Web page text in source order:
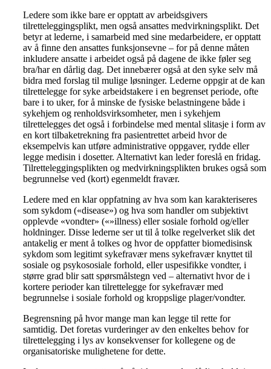
Ledere som ikke bare er opptatt av arbeidsgivers
tilretteleggingsplikt, men også ansattes medvirkningsplikt. Det
betyr at lederne, i samarbeid med sine medarbeidere, er opptatt
av å finne den ansattes funksjonsevne – for på denne måten
inkludere ansatte i arbeidet også på dagene de ikke føler seg
bra/har en dårlig dag. Det innebærer også at den syke selv må
bidra med forslag til mulige løsninger. Lederne oppgir at de kan
tilrettelegge for syke arbeidstakere i en begrenset periode, ofte
bare i to uker, for å minske de fysiske belastningene både i
sykehjem og renholdsvirksomheter, men i sykehjem
tilrettelegges det også i forbindelse med mental slitasje i form av
en kort tilbaketrekning fra pasientrettet arbeid hvor de
eksempelvis kan utføre administrative oppgaver, rydde eller
legge medisin i dosetter. Alternativt kan leder foreslå en fridag.
Tilretteleggingsplikten og medvirkningsplikten brukes også som
begrunnelse ved (kort) egenmeldt fravær.
Ledere med en klar oppfatning av hva som kan karakteriseres
som sykdom («disease») og hva som handler om subjektivt
opplevde «vondter» («»illness) eller sosiale forhold og/eller
holdninger. Disse lederne ser ut til å tolke regelverket slik det
antakelig er ment å tolkes og hvor de oppfatter biomedisinsk
sykdom som legitimt sykefravær mens sykefravær knyttet til
sosiale og psykososiale forhold, eller uspesifikke vondter, i
større grad blir satt spørsmålstegn ved – alternativt hvor de i
kortere perioder kan tilrettelegge for sykefravær med
begrunnelse i sosiale forhold og kroppslige plager/vondter.
Begrensning på hvor mange man kan legge til rette for
samtidig. Det foretas vurderinger av den enkeltes behov for
tilrettelegging i lys av konsekvenser for kollegene og de
organisatoriske mulighetene for dette.